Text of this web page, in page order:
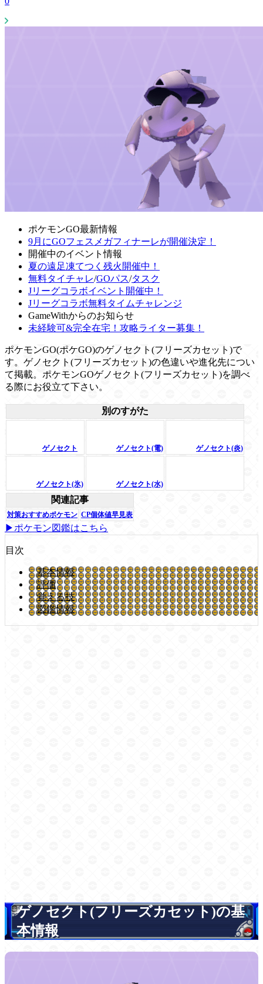
ポケモンGO最新情報
9月にGOフェスメガフィナーレが開催決定！
開催中のイベント情報
夏の遠足凍てつく残火開催中！
無料タイチャレ/GOパス/タスク
Jリーグコラボイベント開催中！
Jリーグコラボ無料タイムチャレンジ
GameWithからのお知らせ
未経験可&完全在宅！攻略ライター募集！
ポケモンGO(ポケGO)のゲノセクト(フリーズカセット)で
す。ゲノセクト(フリーズカセット)の色違いや進化先につい
て掲載。ポケモンGOゲノセクト(フリーズカセット)を調べ
る際にお役立て下さい。
別のすがた
ゲノセクト ゲノセクト(電) ゲノセクト(炎)
ゲノセクト(氷) ゲノセクト(水)
関連記事
対策おすすめポケモン CP個体値早見表
▶ポケモン図鑑はこちら
目次
基本情報
評価
覚える技
図鑑情報
ゲノセクト(フリーズカセット)の基
本情報